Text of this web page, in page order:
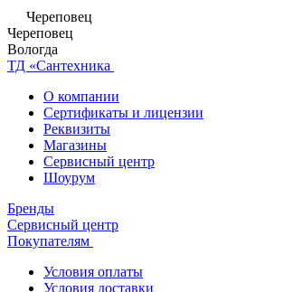
Череповец
Череповец
Вологда
ТД «Сантехника
О компании
Сертификаты и лицензии
Реквизиты
Магазины
Сервисный центр
Шоурум
Бренды
Сервисный центр
Покупателям
Условия оплаты
Условия доставки